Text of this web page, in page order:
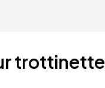
trottinette